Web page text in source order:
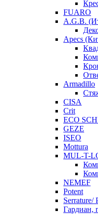
FUARO
A.G.B.
Apecs
Armadillo
CISA
Crit
ECO
GEZE
ISEO
Mottura
MUL-T-
NEMEF
Potent
Serrature/
Гардиан,